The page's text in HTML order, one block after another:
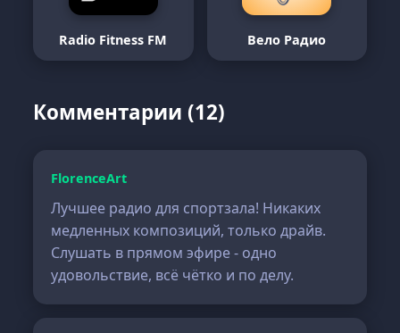
Radio Fitness FM Вело Радио
Комментарии (12)
FlorenceArt
Лучшее радио для спортзала! Никаких
медленных композиций, только драйв.
Слушать в прямом эфире - одно
удовольствие, всё чётко и по делу.